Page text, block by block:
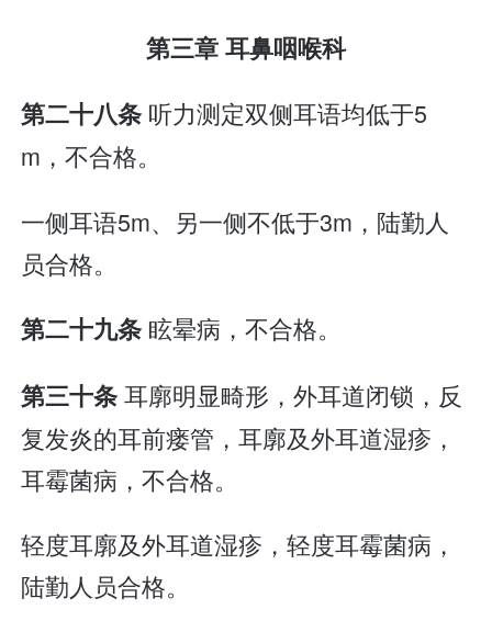
第三章 耳鼻咽喉科
第二十八条 听力测定双侧耳语均低于5
m，不合格。
一侧耳语5m、另一侧不低于3m，陆勤人
员合格。
第二十九条 眩晕病，不合格。
第三十条耳廓明显畸形，外耳道闭锁，反
复发炎的耳前瘘管，耳廓及外耳道湿疹，
耳霉菌病，不合格。
轻度耳廓及外耳道湿疹，轻度耳霉菌病，
陆勤人员合格。